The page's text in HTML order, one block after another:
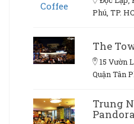
Phú, TP.
The
15 Vườn
Quận Tân
Trung